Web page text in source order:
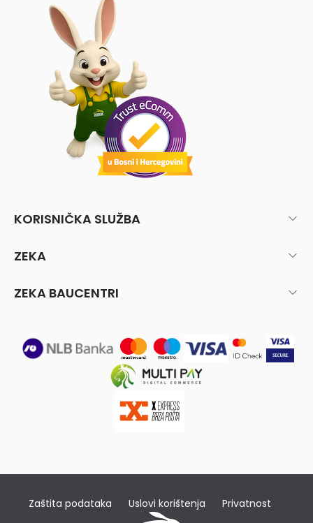
KORISNIČKA SLUŽBA
ZEKA
ZEKA BAUCENTRI
Zaštita podataka Uslovi korištenja Privatnost